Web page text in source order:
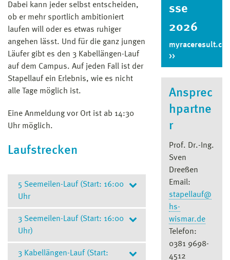
Dabei kann jeder selbst entscheiden,
ob er mehr sportlich ambitioniert
laufen will oder es etwas ruhiger
angehen lässt. Und für die ganz jungen
Läufer gibt es den 3 Kabellängen-Lauf
auf dem Campus. Auf jeden Fall ist der
Stapellauf ein Erlebnis, wie es nicht
alle Tage möglich ist.
Eine Anmeldung vor Ort ist ab 14:30
Uhr möglich.
Laufstrecken
5 Seemeilen-Lauf (Start: 16:00
Uhr
(9,26 km) ab Altersklasse (AK) 14
Start:
- vor Haus 3
Strecke:Vom Campus zum TZW,
3 Seemeilen-Lauf (Start: 16:00
Uhr)
(5,55 km) ab Altersklasse (AK) 12
3 Kabellängen-Lauf (Start:
sse
2026
Ansprec
hpartne
r
Prof. Dr.-Ing.
Sven
Dreeßen
Email:
stapellauf@
hs-
wismar.de
Telefon:
0381 9698-
4512